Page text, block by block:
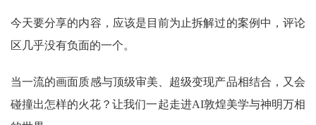
今天要分享的内容，应该是目前为止拆解过的案例中，评论
区几乎没有负面的一个。
当一流的画面质感与顶级审美、超级变现产品相结合，又会
碰撞出怎样的火花？让我们一起走进AI敦煌美学与神明万相